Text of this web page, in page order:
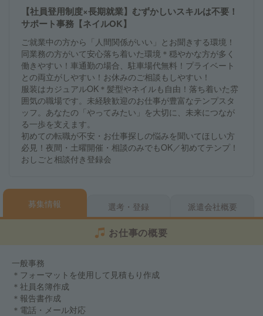
【社員登用制度×長期就業】むずかしいスキルは不要！
サポート事務【ネイルOK】
ご就業中の方から「人間関係がいい」とお聞きする環境！
同業務の方がいて安心落ち着いた環境＊穏やかな方が多く
働きやすい！車通勤の場合、駐車場代無料！プライベート
との両立がしやすい！お休みのご相談もしやすい！
服装はカジュアルOK＊髪型やネイルも自由！落ち着いた雰
囲気の職場です。未経験歓迎のお仕事が豊富なテンプスタ
ッフ。あなたの「やってみたい」を大切に、未来につなが
る一歩を支えます。
初めての転職が不安・お仕事探しの悩みを聞いてほしい方
必見！夜間・土曜開催・相談のみでもOK／初めてテンプ！
おしごと相談付き登録会
募集情報 選考・登録 派遣会社概要
お仕事の概要
一般事務
＊フォーマットを使用して見積もり作成
＊社員名簿作成
＊報告書作成
＊電話・メール対応